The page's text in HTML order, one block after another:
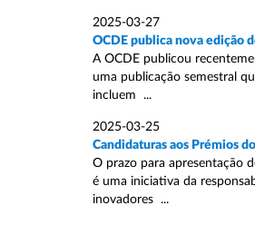
2025-03-27
OCDE publica nova edição
A OCDE publicou
uma publicação semestral
incluem ...
2025-03-25
Candidaturas aos Prémios
O prazo para apresentação
é uma iniciativa da
inovadores ...